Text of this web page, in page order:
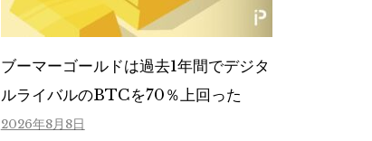
ブーマーゴールドは過去1年間でデジタ
ルライバルのBTCを70％上回った
2026年8月8日